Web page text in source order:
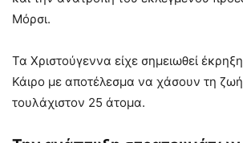
Μόρσι.
Τα Χριστούγεννα είχε σημειωθεί
Κάιρο με αποτέλεσμα να χάσουν τη
τουλάχιστον 25 άτομα.